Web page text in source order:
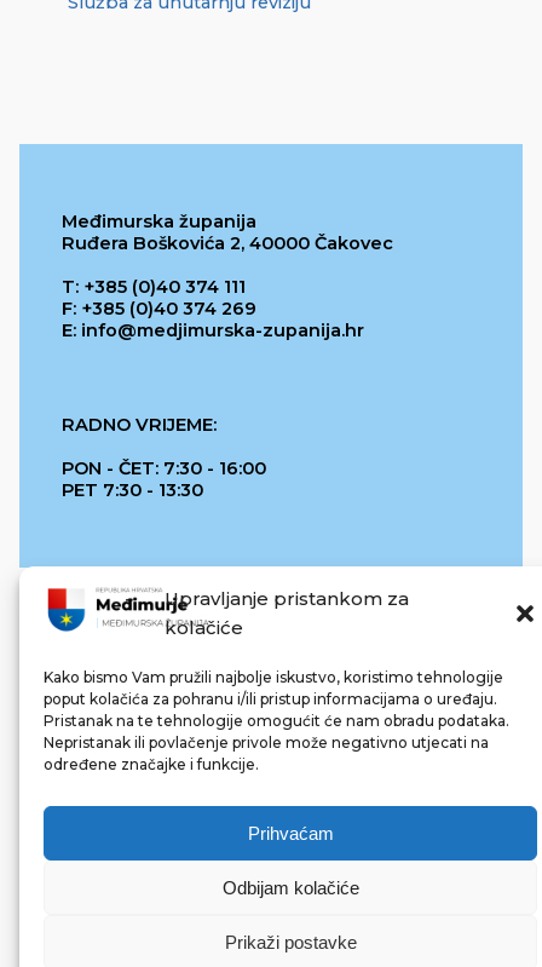
Upravljanje pristankom za
kolačiće
Kako bismo Vam pružili najbolje iskustvo, koristimo tehnologije
poput kolačića za pohranu i/ili pristup informacijama o uređaju.
Pristanak na te tehnologije omogućit će nam obradu podataka.
Nepristanak ili povlačenje privole može negativno utjecati na
određene značajke i funkcije.
Prihvaćam
Odbijam kolačiće
Prikaži postavke
Međimurska županija
Ruđera Boškovića 2, 40000 Čakovec
T: +385 (0)40 374 111
F: +385 (0)40 374 269
E: info@medjimurska-zupanija.hr
RADNO VRIJEME:
PON - ČET: 7:30 - 16:00
PET 7:30 - 13:30
REPUBLIKA HRVATSKA
© 2022 Međimurska županija. Sva prava pridržana.